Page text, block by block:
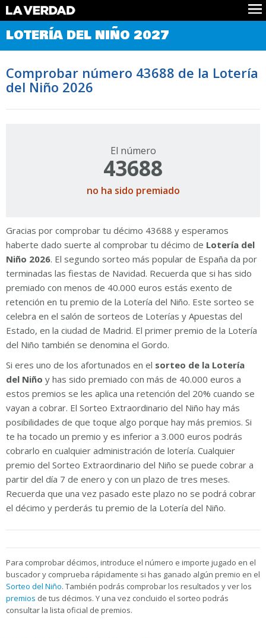
Comprobar Loteria del Niño
Premios
Noticias
Datos
Historia
LOTERÍA DEL NIÑO 2027
Comprobar número 43688 de la Lotería
del Niño 2026
El número
43688
no ha sido premiado
Gracias por comprobar tu décimo 43688 y esperamos
haberte dado suerte al comprobar tu décimo de Lotería del
Niño 2026. El segundo sorteo más popular de España da por
terminadas las fiestas de Navidad. Recuerda que si has sido
premiado con menos de 40.000 euros estás exento de
retención en tu premio de la Lotería del Niño. Este sorteo se
celebra en el salón de sorteos de Loterías y Apuestas del
Estado, en la ciudad de Madrid. El primer premio de la Lotería
del Niño también se denomina el Gordo.
Si eres uno de los afortunados en el sorteo de la Lotería
del Niño y has sido premiado con más de 40.000 euros a
estos premios se les aplica una retención del 20% cuando se
vayan a cobrar. El Sorteo Extraordinario del Niño hay más
posibilidades de que toque algo porque hay más premios. Si
te ha tocado un premio y es inferior a 3.000 euros podrás
cobrarlo en cualquier administración de lotería. Cualquier
premio del Sorteo Extraordinario del Niño se puede cobrar a
partir del día 7 de enero y con un plazo de tres meses.
Recuerda que una vez pasado este plazo no se podrá cobrar
el décimo y perderás tu premio de la Lotería del Niño.
Para comprobar décimos, introduce el número e importe jugado en el
buscador y comprueba rápidamente si has ganado algún premio en el
Sorteo del Niño. También podrás comprobar los resultados y ver los
premios de tus décimos. Y una vez concluido el sorteo podrás
consultar la lista oficial de premios.